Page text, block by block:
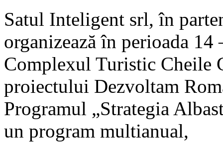
Satul Inteligent srl, în
organizează în perioada
Complexul Turistic Cheile
proiectului Dezvoltam
Programul „Strategia
un program multianual,